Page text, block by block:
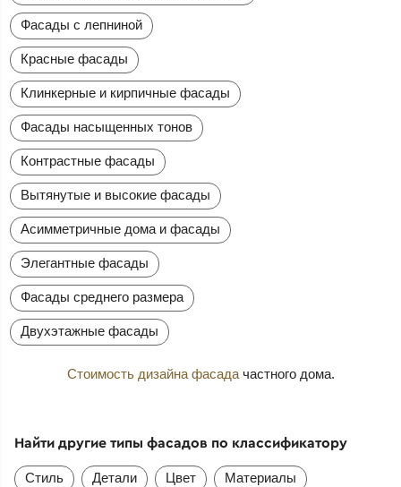
Фасады с лепниной
Красные фасады
Клинкерные и кирпичные фасады
Фасады насыщенных тонов
Контрастные фасады
Вытянутые и высокие фасады
Асимметричные дома и фасады
Элегантные фасады
Фасады среднего размера
Двухэтажные фасады
Стоимость дизайна фасадачастного дома.
Найти другие типы фасадов по классификатору
Стиль Детали Цвет Материалы